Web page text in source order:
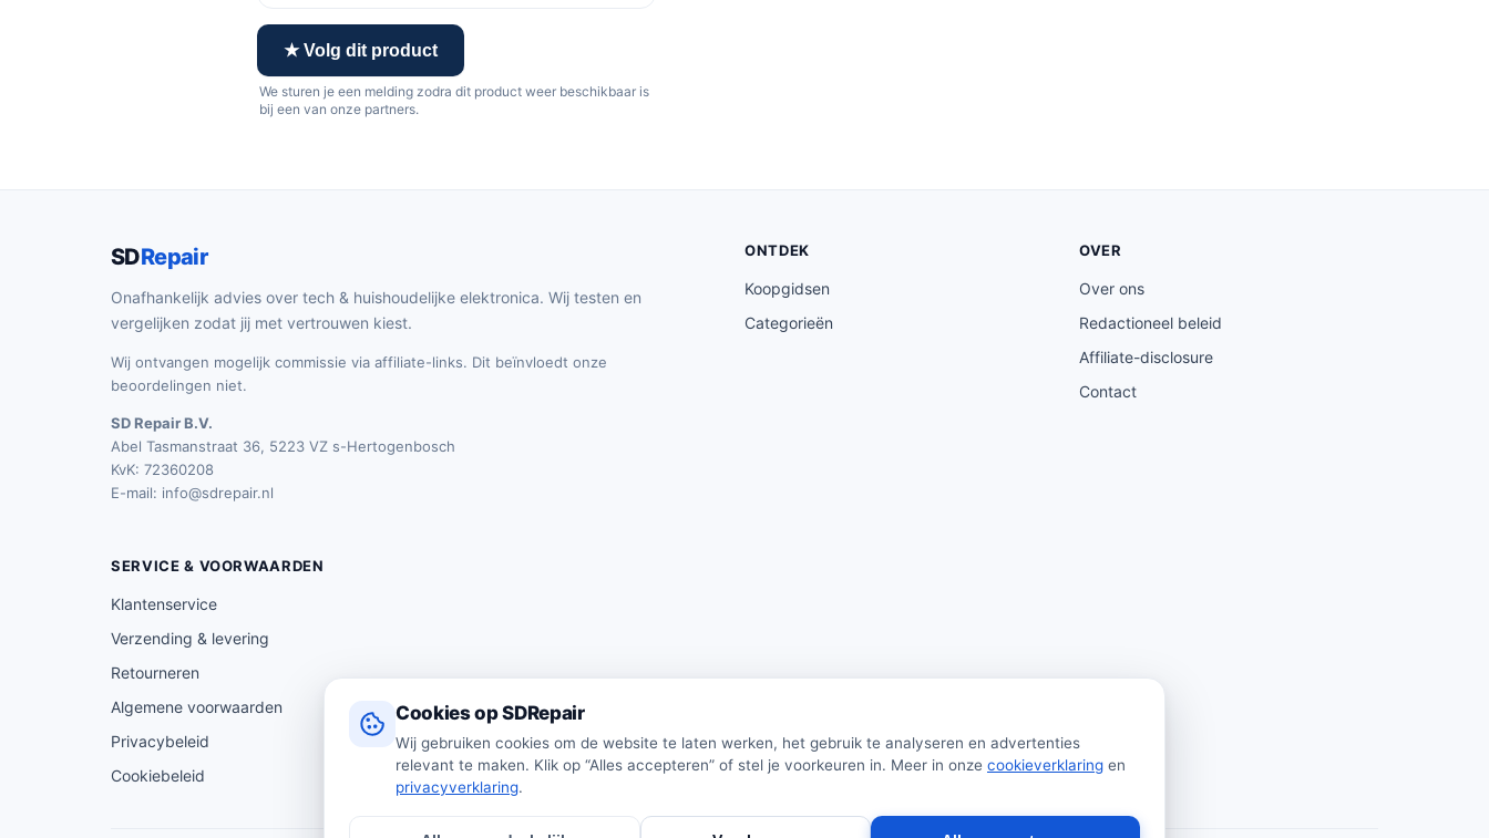
Cookies op SDRepair
Wij gebruiken cookies om de website te laten werken, het gebruik te analyseren en advertenties
relevant te maken. Klik op “Alles accepteren” of stel je voorkeuren in. Meer in onze cookieverklaring en
privacyverklaring.
★ Volg dit product
We sturen je een melding zodra dit product weer beschikbaar is
bij een van onze partners.
SDRepair
Onafhankelijk advies over tech & huishoudelijke elektronica. Wij testen en
vergelijken zodat jij met vertrouwen kiest.
Wij ontvangen mogelijk commissie via affiliate-links. Dit beïnvloedt onze
beoordelingen niet.
SD Repair B.V.
Abel Tasmanstraat 36, 5223 VZ s-Hertogenbosch
KvK: 72360208
E-mail: info@sdrepair.nl
ONTDEK
Koopgidsen
Categorieën
OVER
Over ons
Redactioneel beleid
Affiliate-disclosure
Contact
SERVICE & VOORWAARDEN
Klantenservice
Verzending & levering
Retourneren
Algemene voorwaarden
Privacybeleid
Cookiebeleid